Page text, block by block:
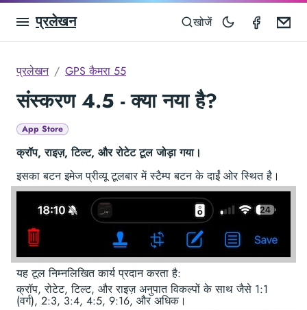
प्रलेखन खोजें GPS
प्रलेखन GPS कैमरा 55
संस्करण 4.5 - क्या नया है?
App Store
क्रॉप, राइज़, टिल्ट, और रोटेट टूल जोड़ा गया।
इसका बटन इमेज प्रीव्यू टूलबार में स्टैम्प बटन के दाईं ओर स्थित है।
यह टूल निम्नलिखित कार्य प्रदान करता है:
क्रॉप, रोटेट, टिल्ट, और राइज़ अनुपात विकल्पों के साथ जैसे 1:1
(वर्ग), 2:3, 3:4, 4:5, 9:16, और अधिक।